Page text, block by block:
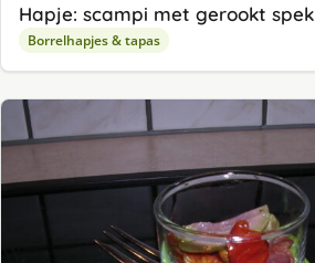
Hapje: scampi met gerookt spek
Borrelhapjes & tapas